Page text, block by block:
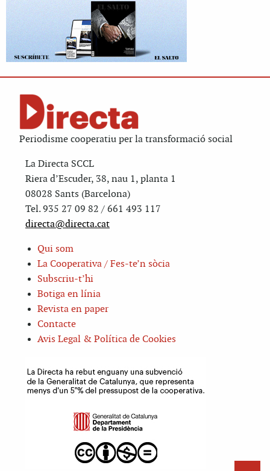
Periodisme cooperatiu per la transformació social
La Directa SCCL
Riera d’Escuder, 38, nau 1, planta 1
08028 Sants (Barcelona)
Tel. 935 27 09 82 / 661 493 117
directa@directa.cat
Qui som
La Cooperativa / Fes-te’n sòcia
Subscriu-t’hi
Botiga en línia
Revista en paper
Contacte
Avis Legal & Política de Cookies